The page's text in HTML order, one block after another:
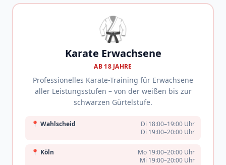
🥋
Karate Erwachsene
AB 18 JAHRE
Professionelles Karate-Training für Erwachsene
aller Leistungsstufen – von der weißen bis zur
schwarzen Gürtelstufe.
📍 Wahlscheid
Di 18:00–19:00 Uhr
Di 19:00–20:00 Uhr
📍 Köln
Mo 19:00–20:00 Uhr
Mi 19:00–20:00 Uhr